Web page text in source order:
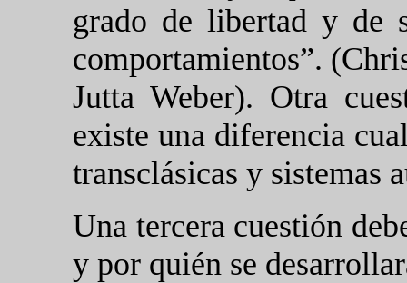
grado de libertad y de
comportamientos”.
Jutta Weber). Otra
existe una diferencia
transclásicas y sistemas
Una tercera cuestión
y por quién se